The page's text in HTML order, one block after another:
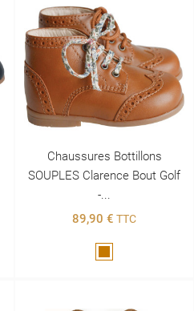
Chaussures Bottillons
SOUPLES Clarence Bout Golf
-...
89,90 € TTC